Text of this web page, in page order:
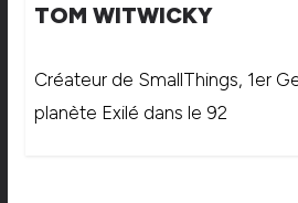
TOM WITWICKY
Créateur de SmallThings, 1er
planète Exilé dans le 92